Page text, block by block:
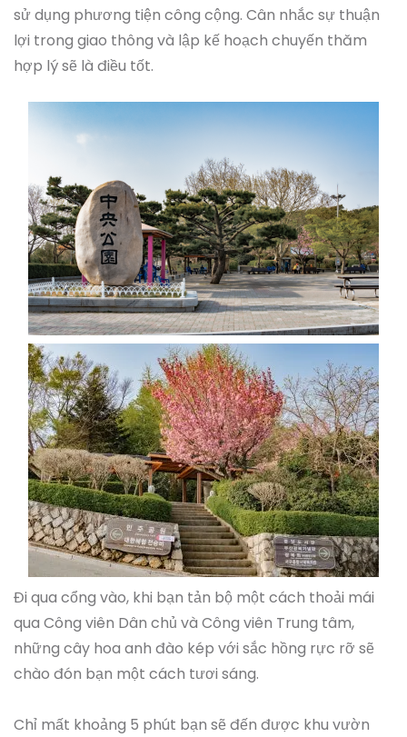
sử dụng phương tiện công cộng. Cân nhắc sự thuận
lợi trong giao thông và lập kế hoạch chuyến thăm
hợp lý sẽ là điều tốt.
Đi qua cổng vào, khi bạn tản bộ một cách thoải mái
qua Công viên Dân chủ và Công viên Trung tâm,
những cây hoa anh đào kép với sắc hồng rực rỡ sẽ
chào đón bạn một cách tươi sáng.
Chỉ mất khoảng 5 phút bạn sẽ đến được khu vườn